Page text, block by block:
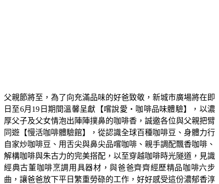
父親節將至，為了向充滿品味的好爸致敬，新城市廣場將在即
日至6月19日期間溫馨呈獻【嚐說愛‧咖啡品味體驗】，以濃
厚父子及父女情泡出陣陣撲鼻的咖啡香，誠邀各位與父親把臂
同遊【慢活咖啡體驗館】，從認識全球百種咖啡豆、身體力行
自家炒咖啡豆、用舌尖與鼻尖品嚐咖啡、親手調配飄香咖啡、
解構咖啡與朱古力的完美搭配，以至穿越咖啡時光隧道，見識
經典古董咖啡烹調用具器材，與爸爸齊齊經歷精品咖啡六步
曲，讓爸爸放下平日繁重勞碌的工作，好好感受這份濃郁香淳